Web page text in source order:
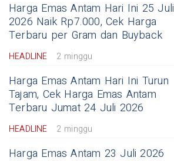
Harga Emas Antam Hari Ini 25 Juli
2026 Naik Rp7.000, Cek Harga
Terbaru per Gram dan Buyback
HEADLINE 2 minggu
Harga Emas Antam Hari Ini Turun
Tajam, Cek Harga Emas Antam
Terbaru Jumat 24 Juli 2026
HEADLINE 2 minggu
Harga Emas Antam 23 Juli 2026